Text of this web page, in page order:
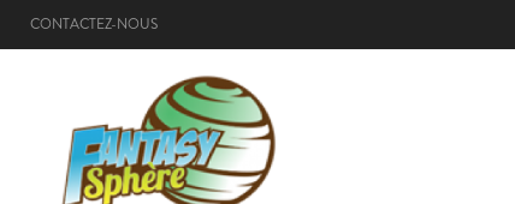
CONTACTEZ-NOUS